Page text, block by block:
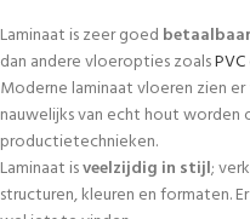
Laminaat is zeer goed
dan andere vloeropties zoalsPVC
Moderne laminaat vloeren zien er
nauwelijks van echt hout worden
productietechnieken.
Laminaat isveelzijdig in stijl;
structuren, kleuren en formaten.